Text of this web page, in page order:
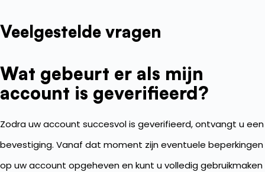
Veelgestelde vragen
Wat gebeurt er als mijn
account is geverifieerd?
Zodra uw account succesvol is geverifieerd, ontvangt u een
bevestiging. Vanaf dat moment zijn eventuele beperkingen
op uw account opgeheven en kunt u volledig gebruikmaken